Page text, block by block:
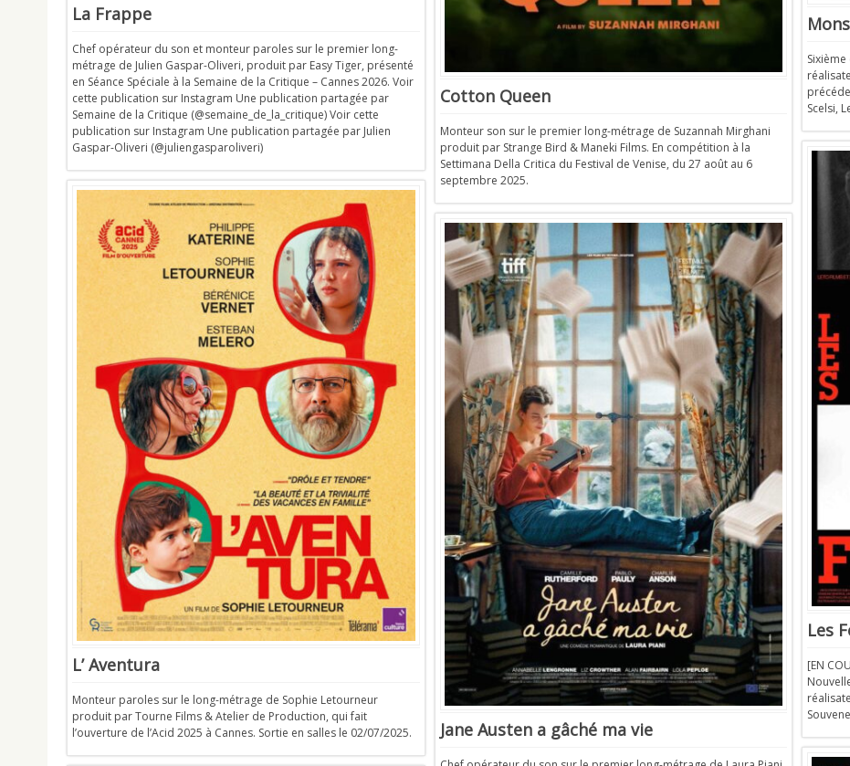
La Frappe
Chef opérateur du son et monteur paroles sur le premier long-
métrage de Julien Gaspar-Oliveri, produit par Easy Tiger, présenté
en Séance Spéciale à la Semaine de la Critique – Cannes 2026. Voir
cette publication sur Instagram Une publication partagée par
Semaine de la Critique (@semaine_de_la_critique) Voir cette
publication sur Instagram Une publication partagée par Julien
Gaspar-Oliveri (@juliengasparoliveri)
Cotton Queen
Monteur son sur le premier long-métrage de Suzannah Mirghani
produit par Strange Bird & Maneki Films. En compétition à la
Settimana Della Critica du Festival de Venise, du 27 août au 6
septembre 2025.
Scelsi,
Les
[EN
L’ Aventura
Monteur paroles sur le long-métrage de Sophie Letourneur
produit par Tourne Films & Atelier de Production, qui fait
l’ouverture de l’Acid 2025 à Cannes. Sortie en salles le 02/07/2025.
Jane Austen a gâché ma vie